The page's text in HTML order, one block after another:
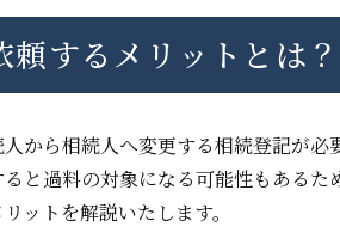
するメリットとは？
から相続人へ変更する相続登記が必
と過料の対象になる可能性もあるた
ットを解説いたします。